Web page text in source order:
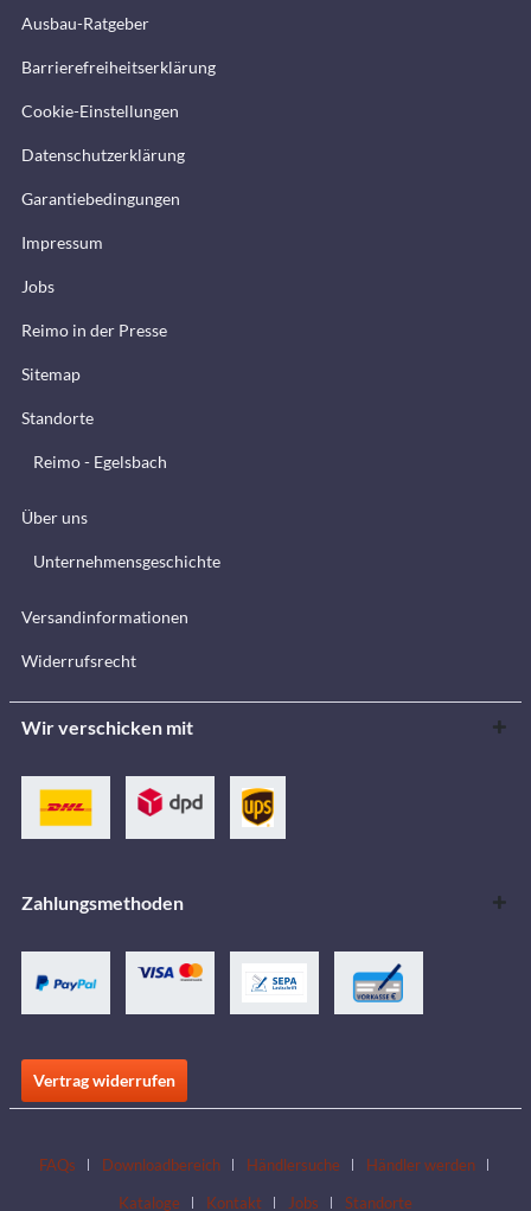
Ausbau-Ratgeber
Barrierefreiheitserklärung
Cookie-Einstellungen
Datenschutzerklärung
Garantiebedingungen
Impressum
Jobs
Reimo in der Presse
Sitemap
Standorte
Reimo - Egelsbach
Über uns
Unternehmensgeschichte
Versandinformationen
Widerrufsrecht
Wir verschicken mit
Zahlungsmethoden
Vertrag widerrufen
FAQs Downloadbereich Händlersuche
Händler werden
Kataloge
Kontakt Jobs Standorte